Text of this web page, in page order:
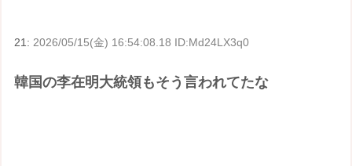
21: 2026/05/15(金) 16:54:08.18 ID:Md24LX3q0
韓国の李在明大統領もそう言われてたな